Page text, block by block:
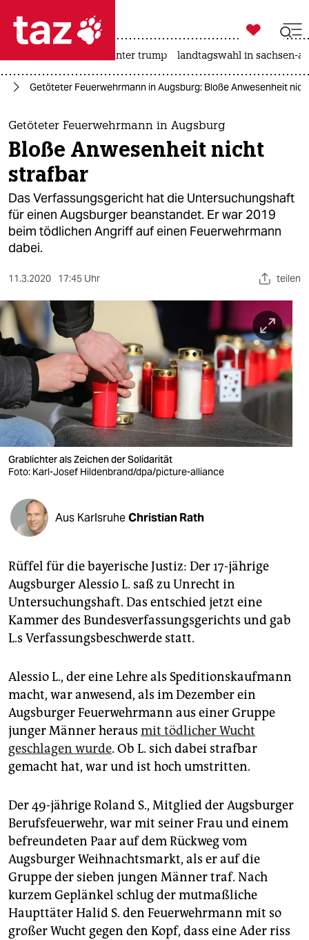
 taz zahl ich
taz zahl ich
themen
politik
öko
gesellschaft
kultur
sport
berlin
nord
wahrheit
verlag
verlag
veranstaltungen
fragen & hilfe
unterstützen
abo
genossenschaft
epaper login

taz zahl ich
usa unter trump landtagswahl in sachsen-
Getöteter Feuerwehrmann in Augsburg: Bloße Anwesenheit
Getöteter Feuerwehrmann in Augsburg
Bloße Anwesenheit nicht
strafbar
Das Verfassungsgericht hat die Untersuchungshaft
für einen Augsburger beanstandet. Er war 2019
beim tödlichen Angriff auf einen Feuerwehrmann
dabei.
11.3.2020 17:45 Uhr teilen
Grablichter als Zeichen der Solidarität
Foto: Karl-Josef Hildenbrand/dpa/picture-alliance
Aus KarlsruheChristian Rath
Rüffel für die bayerische Justiz: Der 17-jährige
Augsburger Alessio L. saß zu Unrecht in
Untersuchungshaft. Das entschied jetzt eine
Kammer des Bundesverfassungsgerichts und gab
L.s Verfassungsbeschwerde statt.
Alessio L., der eine Lehre als Speditionskaufmann
macht, war anwesend, als im Dezember ein
Augsburger Feuerwehrmann aus einer Gruppe
junger Männer heraus mit tödlicher Wucht
geschlagen wurde. Ob L. sich dabei strafbar
gemacht hat, war und ist hoch umstritten.
Der 49-jährige Roland S., Mitglied der Augsburger
Berufsfeuerwehr, war mit seiner Frau und einem
befreundeten Paar auf dem Rückweg vom
Augsburger Weihnachtsmarkt, als er auf die
Gruppe der sieben jungen Männer traf. Nach
kurzem Geplänkel schlug der mutmaßliche
Haupttäter Halid S. den Feuerwehrmann mit so
großer Wucht gegen den Kopf, dass eine Ader riss